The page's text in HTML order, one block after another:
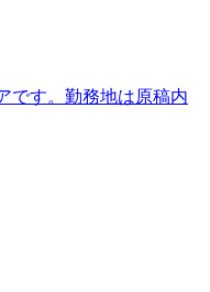
です。勤務地は原稿内